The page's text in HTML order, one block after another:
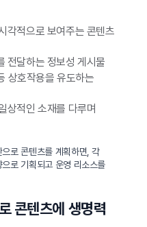
각적으로 보여주는 콘텐츠
전달하는 정보성 게시물
상호작용을 유도하는
상적인 소재를 다루며
로 콘텐츠를 계획하면, 각
로 기획되고 운영 리소스를
콘텐츠에 생명력